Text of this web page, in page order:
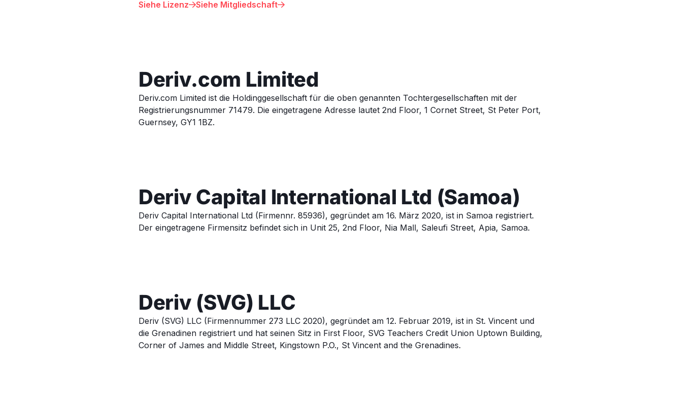
Siehe LizenzSiehe Mitgliedschaft
Deriv.com Limited
Deriv.com Limited ist die Holdinggesellschaft für die oben genannten Tochtergesellschaften mit der
Registrierungsnummer 71479. Die eingetragene Adresse lautet 2nd Floor, 1 Cornet Street, St Peter Port,
Guernsey, GY1 1BZ.
Deriv Capital International Ltd (Samoa)
Deriv Capital International Ltd (Firmennr. 85936), gegründet am 16. März 2020, ist in Samoa registriert.
Der eingetragene Firmensitz befindet sich in Unit 25, 2nd Floor, Nia Mall, Saleufi Street, Apia, Samoa.
Deriv (SVG) LLC
Deriv (SVG) LLC (Firmennummer 273 LLC 2020), gegründet am 12. Februar 2019, ist in St. Vincent und
die Grenadinen registriert und hat seinen Sitz in First Floor, SVG Teachers Credit Union Uptown Building,
Corner of James and Middle Street, Kingstown P.O., St Vincent and the Grenadines.